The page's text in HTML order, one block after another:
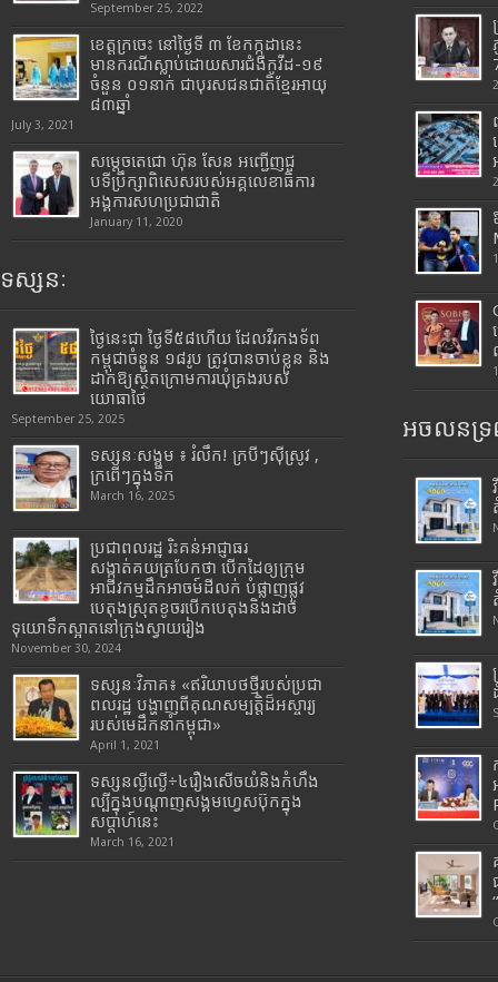
September 25, 2022
ខេត្តក្រចេះ នៅថ្ងៃទី ៣ ខែកក្កដានេះ
មានករណីស្លាប់ដោយសារជំងឺកូវីដ-១៩
ចំនួន ០១នាក់ ជាបុរសជនជាតិខ្មែរអាយុ
៨៣ឆ្នាំ
July 3, 2021
សម្តេចតេជោ ហ៊ុន សែន អញ្ជើញជួ
បទីប្រឹក្សាពិសេសរបស់អគ្គលេខាធិការ
អង្គការសហប្រជាជាតិ
January 11, 2020
ទស្សនៈ
ថ្ងៃនេះជា ថ្ងៃទី៥៨ហើយ ដែលវីរកងទ័ព
កម្ពុជាចំនួន ១៨រូប ត្រូវបានចាប់ខ្លួន និង
ដាក់ឱ្យស្ថិតក្រោមការឃុំគ្រងរបស់
យោធាថៃ
September 25, 2025
ទស្សនៈសង្គម ៖ រំលឹក! ក្របីៗស៊ីស្រូវ ,
ក្រពើៗក្នុងទឹក
March 16, 2025
ប្រជាពលរដ្ឋ រិះគន់អាជ្ញាធរ
សង្កាត់គយត្របែកថា បើកដៃឲ្យក្រុម
អាជីវកម្មដឹកអាចម៍ដីលក់ បំផ្លាញផ្លូវ
បេតុងស្រុតខូចរបើកបេតុងនិងដាច់
ទុយោទឹកស្អាតនៅក្រុងស្វាយរៀង
November 30, 2024
ទស្សនៈវិភាគ៖ «ឥរិយាបថថ្មីរបស់ប្រជា
ពលរដ្ឋ បង្ហាញពីគុណសម្បត្តិដ៏អស្ចារ្យ
របស់មេដឹកនាំកម្ពុជា»
April 1, 2021
ទស្សនល្ងីល្ងើ÷៤រឿងសើចយំនិងកំហឹង
ល្បីក្នុងបណ្តាញសង្គមហ្វេសប៊ុកក្នុង
សប្តាហ៍នេះ
March 16, 2021
អចលនទ្រ